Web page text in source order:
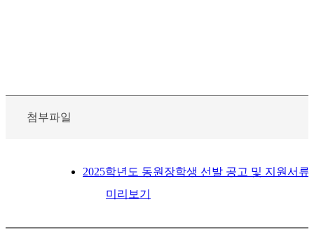
첨부파일
2025학년도 동원장학생 선발 공고 및 지원서류
미리보기